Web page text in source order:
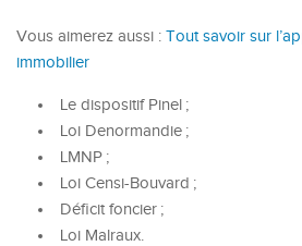
Vous aimerez aussi : Tout savoir sur
immobilier
Le dispositif Pinel ;
Loi Denormandie ;
LMNP ;
Loi Censi-Bouvard ;
Déficit foncier ;
Loi Malraux.